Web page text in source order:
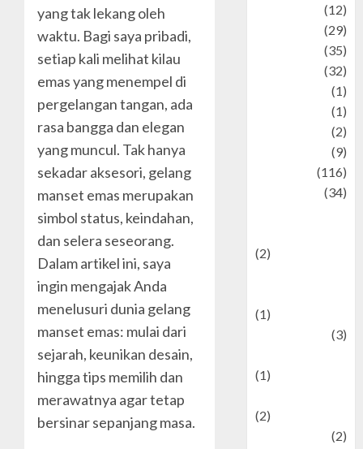
yang tak lekang oleh
waktu. Bagi saya pribadi,
setiap kali melihat kilau
emas yang menempel di
pergelangan tangan, ada
rasa bangga dan elegan
yang muncul. Tak hanya
sekadar aksesori, gelang
manset emas merupakan
simbol status, keindahan,
dan selera seseorang.
Dalam artikel ini, saya
ingin mengajak Anda
menelusuri dunia gelang
manset emas: mulai dari
sejarah, keunikan desain,
hingga tips memilih dan
merawatnya agar tetap
bersinar sepanjang masa.
(12)
(29)
(35)
(32)
(1)
(1)
(2)
(9)
(116)
(34)
(2)
(1)
(3)
(1)
(2)
(2)